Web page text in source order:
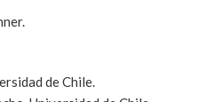
de Chile.